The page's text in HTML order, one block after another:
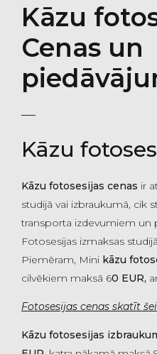
Kāzu
Cenas un
Kāzu
Kāzu fotosesijas cenas ir
studijā vai izbraukumā, cik
transporta izdevumiem un
Fotosesijas izmaksas
Piemēram, Mini kāzu
cilvēkiem maksā 60 EUR,
Fotosesijas cenas skatīt
Kāzu fotosesijas